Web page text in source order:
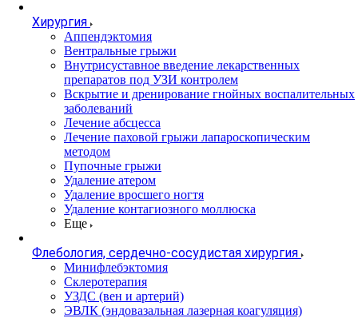
Хирургия
Аппендэктомия
Вентральные грыжи
Внутрисуставное введение лекарственных
препаратов под УЗИ контролем
Вскрытие и дренирование гнойных воспалительных
заболеваний
Лечение абсцесса
Лечение паховой грыжи лапароскопическим
методом
Пупочные грыжи
Удаление атером
Удаление вросшего ногтя
Удаление контагиозного моллюска
Еще
Флебология, сердечно-сосудистая хирургия
Минифлебэктомия
Склеротерапия
УЗДС (вен и артерий)
ЭВЛК (эндовазальная лазерная коагуляция)